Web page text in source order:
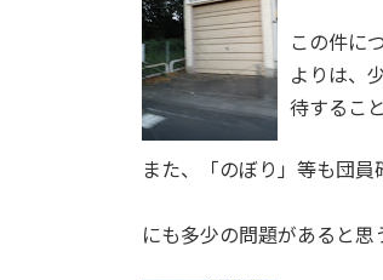
この件に
よりは、
待するこ
また、「のぼり」等も団
にも多少の問題があると思